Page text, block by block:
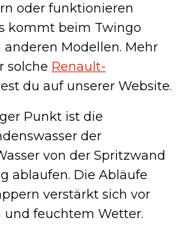
oder funktionieren
kommt beim Twingo
anderen Modellen. Mehr
solche Renault-
du auf unserer Website.
Punkt ist die
der
von der Spritzwand
ablaufen. Die Abläufe
verstärkt sich vor
feuchtem Wetter.